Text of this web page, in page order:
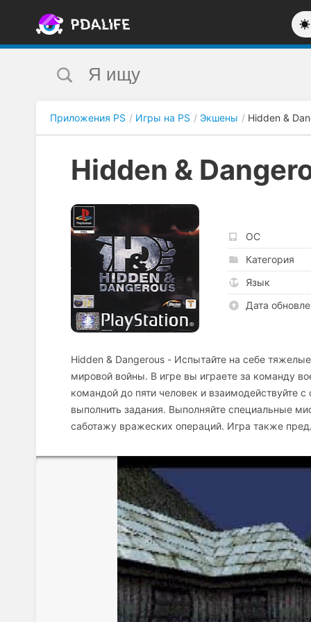
Приложения PS Игры на PS Экшены Hidden &
Hidden &
ОС
Категория
Язык
Дата
Hidden & Dangerous - Испытайте на себе
мировой войны. В игре вы играете за команду
командой до пяти человек и
выполнить задания. Выполняйте специальные
саботажу вражеских операций. Игра также